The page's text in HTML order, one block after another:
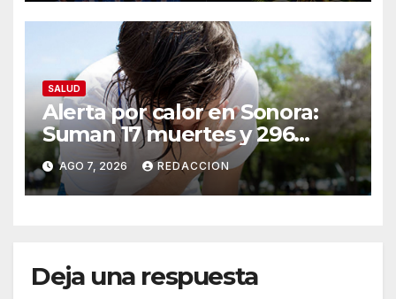
SALUD
Alerta por calor en Sonora:
Suman 17 muertes y 296
casos; estas son las
recomendaciones clave y
señales de alarma
AGO 7, 2026 REDACCION
Deja una respuesta